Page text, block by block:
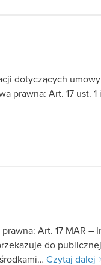
dotyczących
prawna: Art. 17 ust. 1
Art. 17 MAR –
do publicznej
Czytaj dalej